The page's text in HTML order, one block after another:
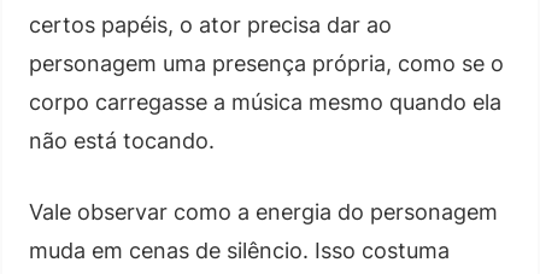
certos papéis, o ator precisa dar ao
personagem uma presença própria, como se o
corpo carregasse a música mesmo quando ela
não está tocando.
Vale observar como a energia do personagem
muda em cenas de silêncio. Isso costuma